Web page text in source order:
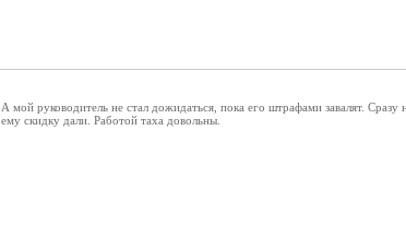
А мой руководитель не стал дожидаться, пока его штрафами завалят.
ему скидку дали. Работой таха довольны.